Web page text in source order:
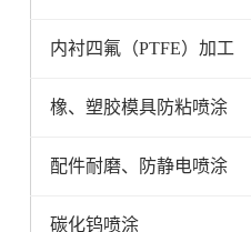
内衬四氟（PTFE）加工
橡、塑胶模具防粘喷涂
配件耐磨、防静电喷涂
碳化钨喷涂